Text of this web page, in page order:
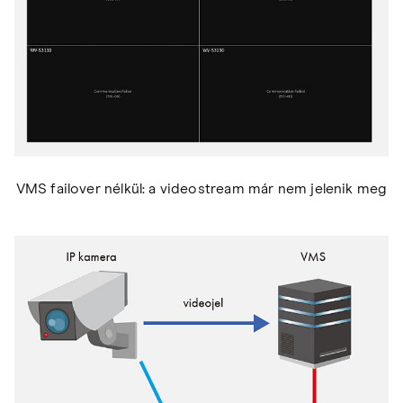
VMS failover nélkül: a videostream már nem jelenik meg